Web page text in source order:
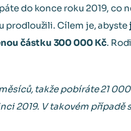
do konce roku 2019, co
prodloužili. Cílem je, abyste
částku 300 000 Kč.
takže pobíráte 21 000
2019. V takovém případě